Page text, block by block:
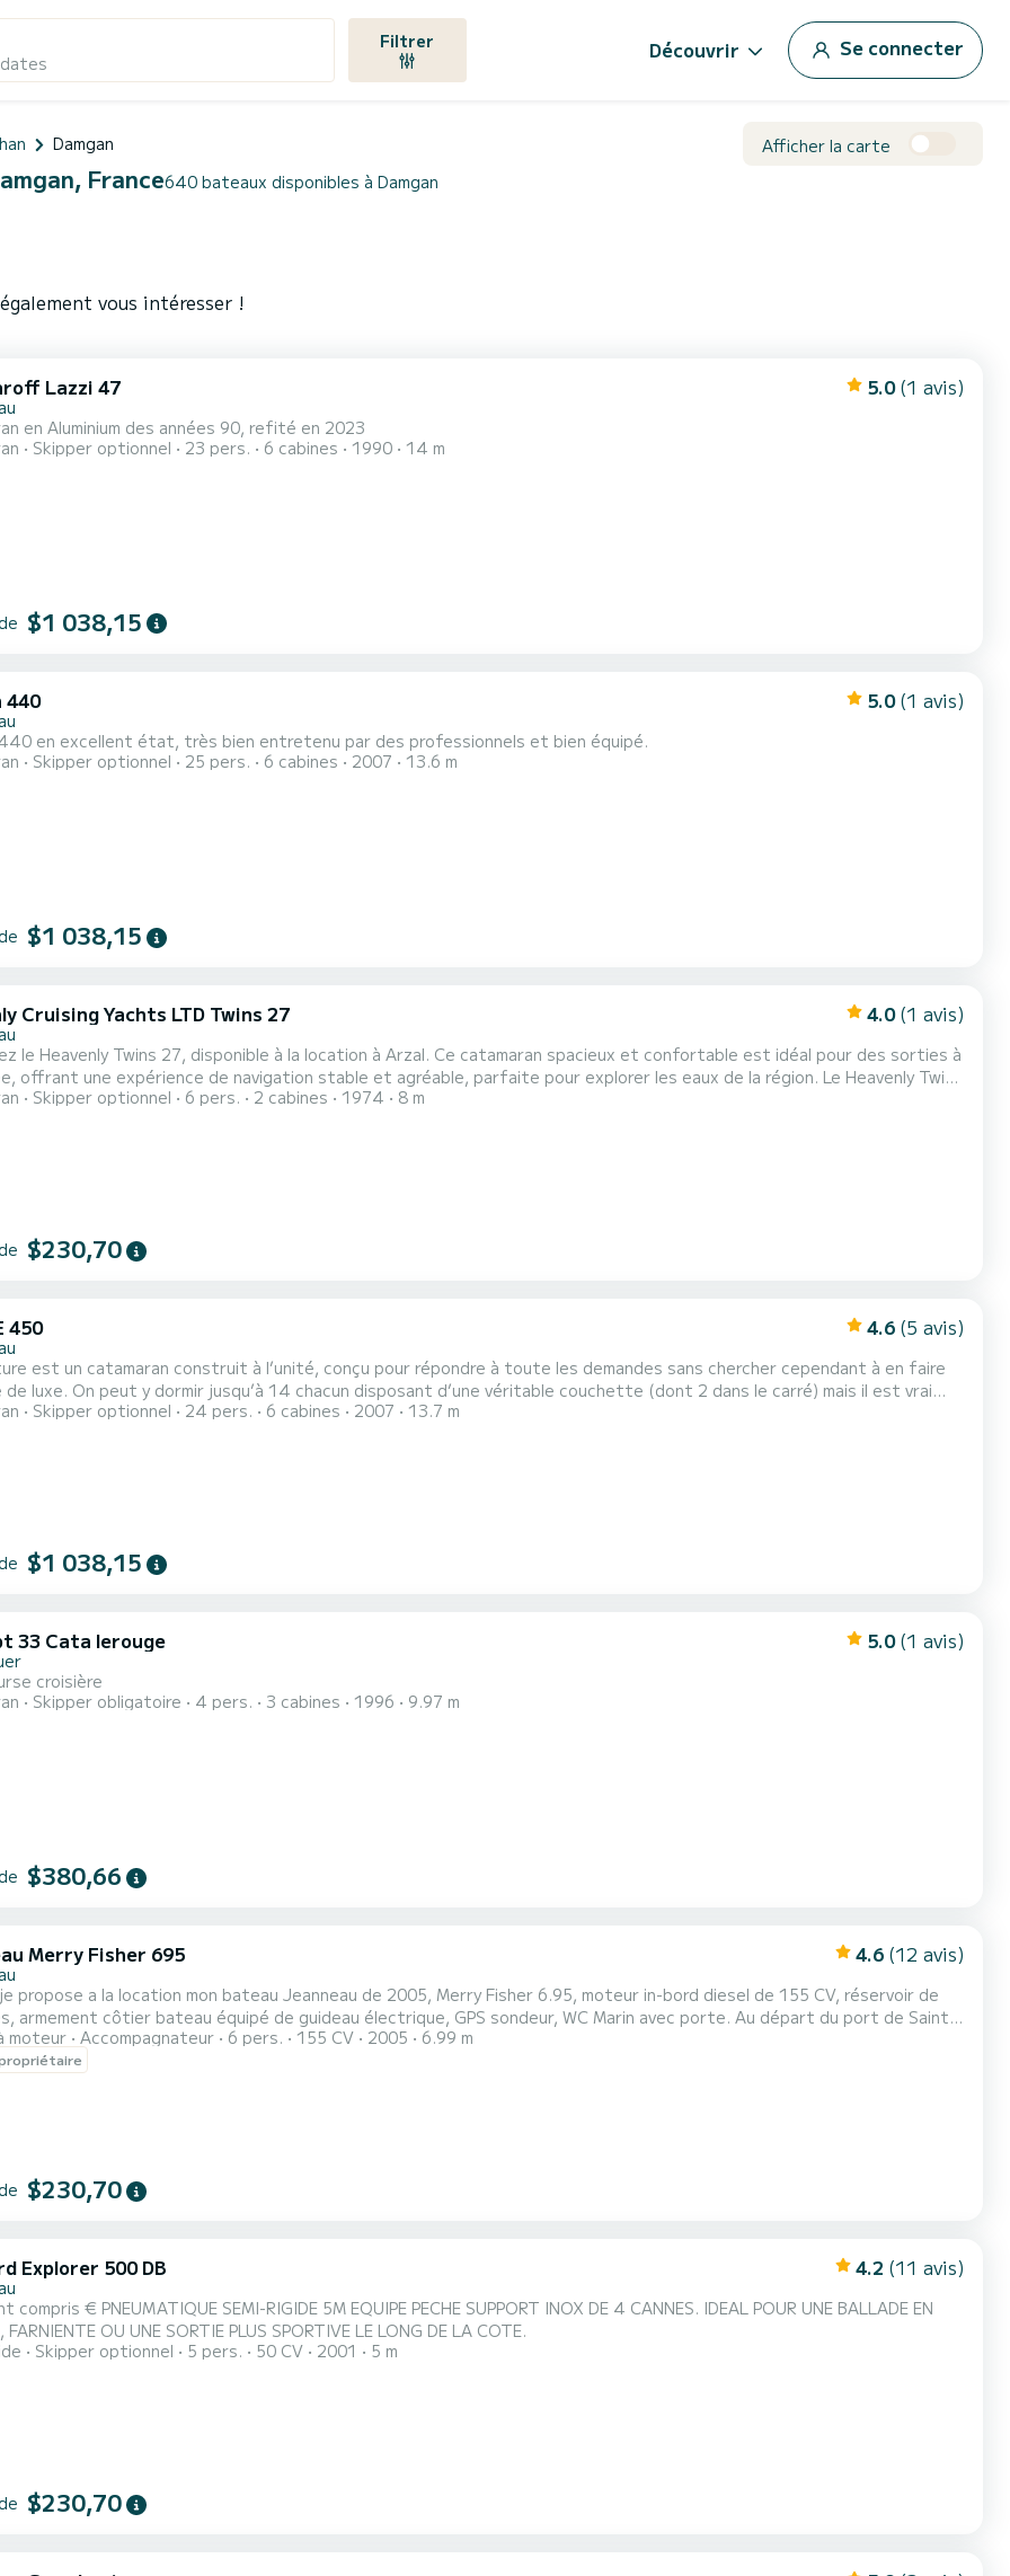
Filtrer Découvrir Se connecter
Damgan Afficher la carte
France640 bateaux disponibles à Damgan
vous intéresser !
Lazzi 47 5.0 (1 avis)
en Aluminium des années 90, refité en 2023
Skipper optionnel 23 pers. 6 cabines 1990 14 m
$1 038,15
440 5.0 (1 avis)
en excellent état, très bien entretenu par des professionnels et bien équipé.
Skipper optionnel 25 pers. 6 cabines 2007 13.6 m
$1 038,15
Cruising Yachts LTD Twins 27 4.0 (1 avis)
le Heavenly Twins 27, disponible à la location à Arzal. Ce catamaran spacieux et confortable est idéal pour des sorties à
offrant une expérience de navigation stable et agréable, parfaite pour explorer les eaux de la région. Le Heavenly Twins
par sa conception polyvalente et son confort. Avec ses deux coques, il offre une grande stabilité en mer, même
Skipper optionnel 6 pers. 2 cabines 1974 8 m
$230,70
450 4.6 (5 avis)
est un catamaran construit à l’unité, conçu pour répondre à toute les demandes sans chercher cependant à en faire
de luxe. On peut y dormir jusqu’à 14 chacun disposant d’une véritable couchette (dont 2 dans le carré) mais il est vrai
une croisière de plus de 3 jours et pour garder un confort optimal, il sera préférable de ne pas être plus de 10 (5 lits
Skipper optionnel 24 pers. 6 cabines 2007 13.7 m
$1 038,15
33 Cata lerouge 5.0 (1 avis)
croisière
Skipper obligatoire 4 pers. 3 cabines 1996 9.97 m
$380,66
Merry Fisher 695 4.6 (12 avis)
propose a la location mon bateau Jeanneau de 2005, Merry Fisher 6.95, moteur in-bord diesel de 155 CV, réservoir de
armement côtier bateau équipé de guideau électrique, GPS sondeur, WC Marin avec porte. Au départ du port de Saint
vous avez la possibilité de naviguer jusqu’à Belle Île en Mer, Houât, Hoedic, Golfe du Morbihan. Vous pouvez pratiquer
la plongée sous marine etc. location du matériel de pêche possible. Je suis présent a bord pour vous do...
moteur Accompagnateur 6 pers. 155 CV 2005 6.99 m
$230,70
Explorer 500 DB 4.2 (11 avis)
compris € PNEUMATIQUE SEMI-RIGIDE 5M EQUIPE PECHE SUPPORT INOX DE 4 CANNES. IDEAL POUR UNE BALLADE EN
FARNIENTE OU UNE SORTIE PLUS SPORTIVE LE LONG DE LA COTE.
Skipper optionnel 5 pers. 50 CV 2001 5 m
$230,70